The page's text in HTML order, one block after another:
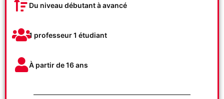
Du niveau débutant à avancé
1 professeur 1 étudiant
À partir de 16 ans